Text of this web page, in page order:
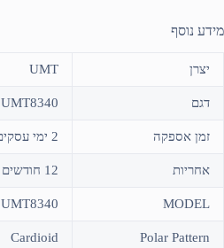
מידע נוסף
יצרן UMT
דגם UMT8340
זמן אספקה 2 ימי עסקים או איסוף עצמי
אחריות 12 חודשים על ידי היבואן "טק-טופ"
MODEL
UMT8340
Polar Pattern
Cardioid